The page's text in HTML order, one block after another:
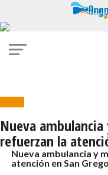
Salud
Nueva
refuerzan la
Nueva ambulancia y
atención en San